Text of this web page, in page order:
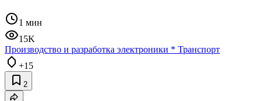
1 мин
15K
Производство и разработка электроники * Транспорт
+15
2